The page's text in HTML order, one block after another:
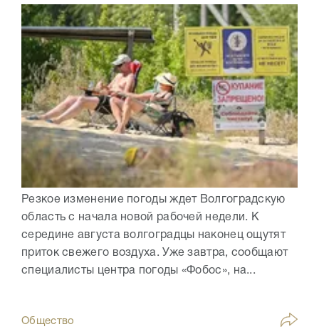
Резкое изменение погоды ждет Волгоградскую
область с начала новой рабочей недели. К
середине августа волгоградцы наконец ощутят
приток свежего воздуха. Уже завтра, сообщают
специалисты центра погоды «Фобос», на...
Общество